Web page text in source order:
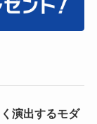
演出するモダ